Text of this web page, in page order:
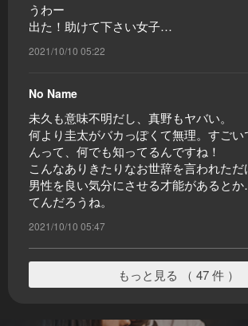
うわー
出た！助けて下さい女子…
2021/10/10 05:22
No Name
未久も意味不明だし、真野もヤバい。
何より圭太がバカっぽくて無理。すごい
んって、何でも知ってるんですね！
こんなありきたりなお世辞を言われた
男性を良い気分にさせる才能があると
てんだろうね。
2021/10/10 05:47
もっと見る （ 47 件 ）